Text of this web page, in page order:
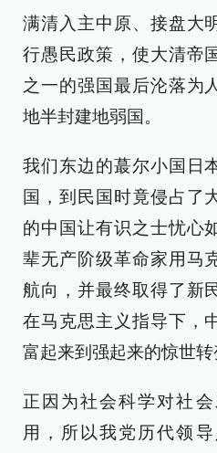
满清入主中原、接盘大
行愚民政策，使大清帝
之一的强国最后沦落为
地半封建地弱国。
我们东边的蕞尔小国日
国，到民国时竟侵占了
的中国让有识之士忧心
辈无产阶级革命家用马
航向，并最终取得了新
在马克思主义指导下，
富起来到强起来的惊世转
正因为社会科学对社
用，所以我党历代领